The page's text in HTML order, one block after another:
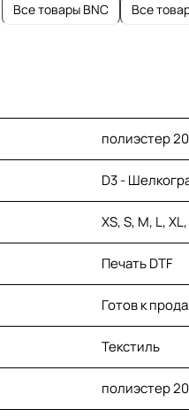
Все товары BNC Все
полиэстер
D3 -
XS, S, M, L,
Печать DTF
Готов к
Текстиль
полиэстер